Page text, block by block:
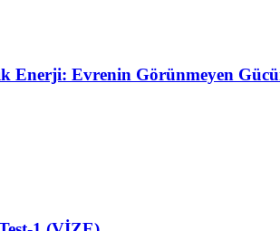
Enerji: Evrenin Görünmeyen